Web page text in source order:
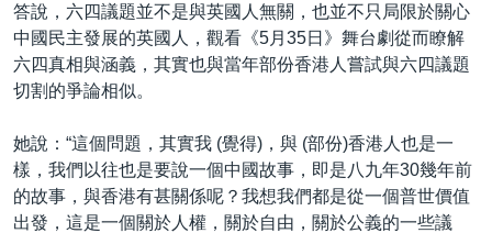
答說，六四議題並不是與英國人無關，也並不只局限於關心
中國民主發展的英國人，觀看《5月35日》舞台劇從而瞭解
六四真相與涵義，其實也與當年部份香港人嘗試與六四議題
切割的爭論相似。
她說：“這個問題，其實我 (覺得)，與 (部份)香港人也是一
樣，我們以往也是要說一個中國故事，即是八九年30幾年前
的故事，與香港有甚關係呢？我想我們都是從一個普世價值
出發，這是一個關於人權，關於自由，關於公義的一些議